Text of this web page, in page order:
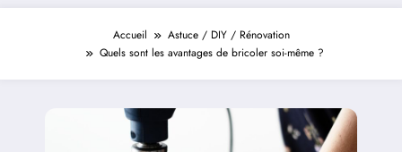
Accueil
Astuce / DIY / Rénovation
Quels sont les avantages de bricoler soi-même ?